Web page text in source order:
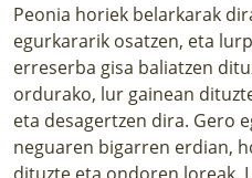
Peonia horiek belarkarak
egurkararik osatzen, eta
erreserba gisa baliatzen
ordurako, lur gainean
eta desagertzen dira. Gero
neguaren bigarren erdian,